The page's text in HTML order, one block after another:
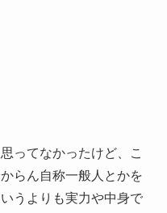
ってなかったけど、こ
らん自称一般人とかを
うよりも実力や中身で